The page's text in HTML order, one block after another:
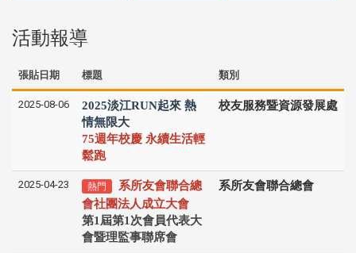
活動報導
張貼日期 標題 類別
2025-08-06
2025淡江RUN起來 熱
情無限大
75週年校慶 永續生活輕
鬆跑
校友服務暨資源發展處
2025-04-23 熱門
系所友會聯合總
會社團法人成立大會
第1屆第1次會員代表大
會暨理監事聯席會
系所友會聯合總會